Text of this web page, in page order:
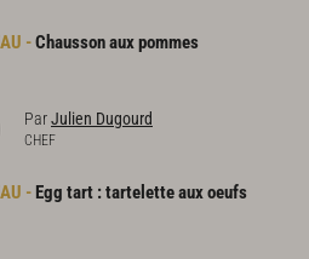
Chaussonauxpommes
ParJulien Dugourd
CHEF
Egg tart :tarteletteauxoeufs